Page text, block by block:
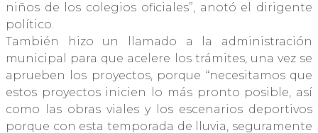
niños de los colegios oficiales”, anotó el dirigente
político.
También hizo un llamado a la administración
municipal para que acelere los trámites, una vez se
aprueben los proyectos, porque “necesitamos que
estos proyectos inicien lo más pronto posible, así
como las obras viales y los escenarios deportivos
porque con esta temporada de lluvia, seguramente